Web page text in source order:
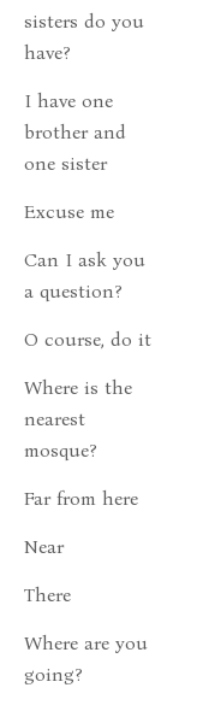
sisters do you
have?
I have one
brother and
one sister
Excuse me
Can I ask you
a question?
O course, do it
Where is the
nearest
mosque?
Far from here
Near
There
Where are you
going?